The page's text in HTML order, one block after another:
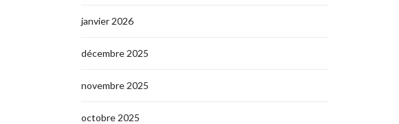
janvier 2026
décembre 2025
novembre 2025
octobre 2025